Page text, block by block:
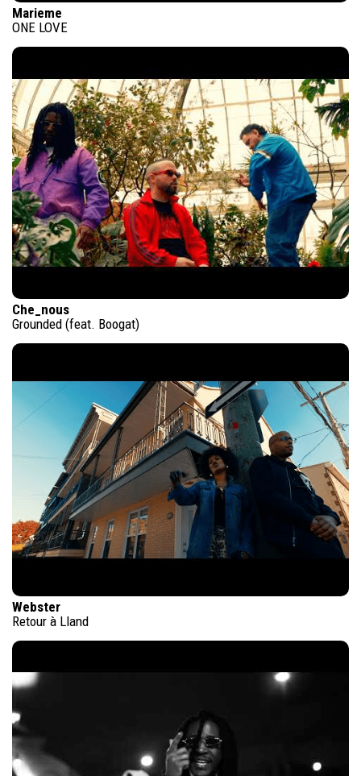
Marieme
ONE LOVE
Che_nous
Grounded (feat. Boogat)
Webster
Retour à Lland